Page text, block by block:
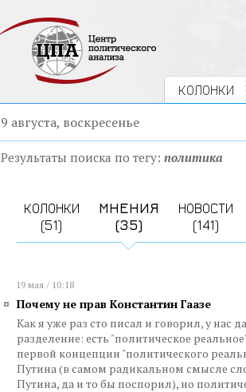
КОЛОНКИ
9 августа, воскресенье
Результаты поиска по тегу: политика
КОЛОНКИ
(51)
МНЕНИЯ
(35)
НОВОСТИ
(141)
19 мая / 10:18
Почему не прав Константин Гаазе
Как я уже раз сто писал и говорил, у нас
разделение: есть "политическое
первой концепции "политического
Путина (в самом радикальном смысле
Путина, да и то бы поспорил), но